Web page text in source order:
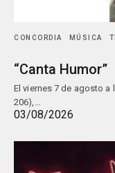
CONCORDIA MÚSICA
“Canta Humor”
El viernes 7 de agosto a
206),…
03/08/2026